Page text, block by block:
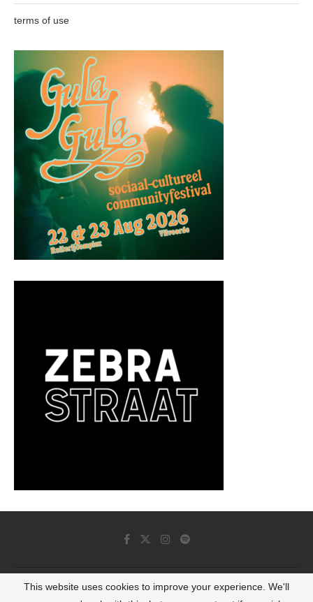
terms of use
© 2022 - Luminous Dash All Rights Reserved
This website uses cookies to improve your experience. We'll